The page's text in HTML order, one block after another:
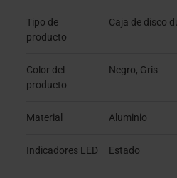
Tipo de
producto
Caja de disco
Color del
producto
Negro, Gris
Material Aluminio
Indicadores LED Estado